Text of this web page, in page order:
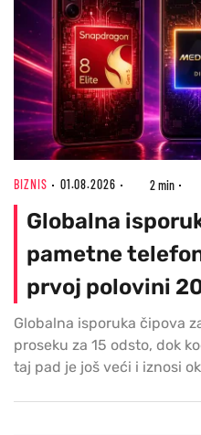
BIZNIS 01.08.2026 2 min
Globalna
pametne
prvoj polovini
Globalna isporuka čipova
proseku za 15 odsto, dok
taj pad je još veći i iznosi